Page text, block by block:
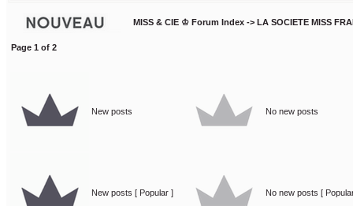
MISS & CIE ♔ Forum Index -> LA SOCIETE MISS
Page 1 of 2
New posts No new posts
New posts [ Popular ] No new posts [